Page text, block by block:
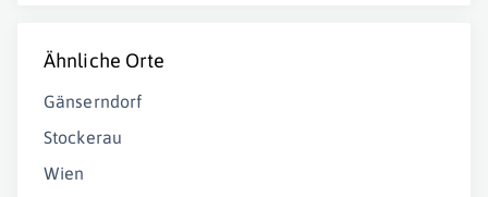
Ähnliche Orte
Gänserndorf
Stockerau
Wien